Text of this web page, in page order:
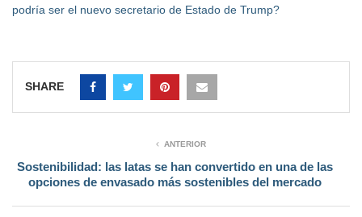
podría ser el nuevo secretario de Estado de Trump?
SHARE
ANTERIOR
Sostenibilidad: las latas se han convertido en una de las
opciones de envasado más sostenibles del mercado